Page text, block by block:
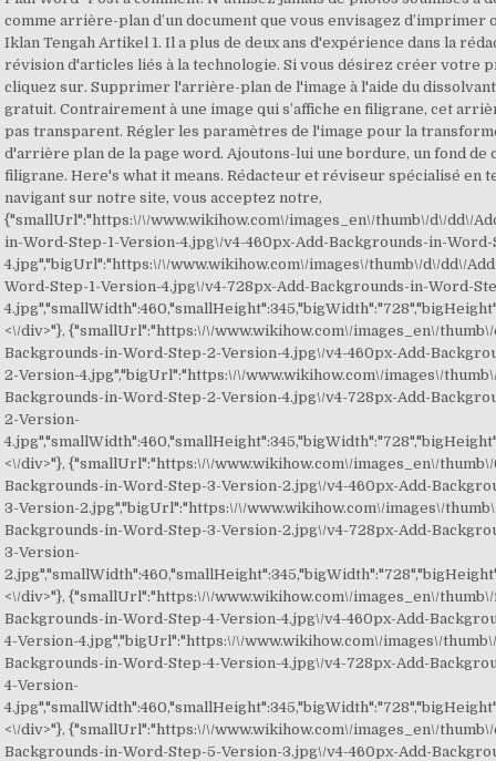
comme arrière-plan d’un document que vous envisagez d’imprimer
Iklan Tengah Artikel 1. Il a plus de deux ans d'expérience dans la
révision d'articles liés à la technologie. Si vous désirez créer votre
cliquez sur. Supprimer l'arrière-plan de l'image à l'aide du
gratuit. Contrairement à une image qui s’affiche en filigrane, cet
pas transparent. Régler les paramètres de l'image pour la
d'arrière plan de la page word. Ajoutons-lui une bordure, un fond de
filigrane. Here's what it means. Rédacteur et réviseur spécialisé en
navigant sur notre site, vous acceptez notre,
{"smallUrl":"https:\/\/www.wikihow.com\/images_en\/thumb\/d\/dd\/
in-Word-Step-1-Version-4.jpg\/v4-460px-Add-Backgrounds-in-
4.jpg","bigUrl":"https:\/\/www.wikihow.com\/images\/thumb\/d\/dd\/
Word-Step-1-Version-4.jpg\/v4-728px-Add-Backgrounds-in-Word-
<\/div>"}, {"smallUrl":"https:\/\/www.wikihow.com\/images_en\/
Backgrounds-in-Word-Step-2-Version-4.jpg\/v4-460px-Add-
2-Version-4.jpg","bigUrl":"https:\/\/www.wikihow.com\/images\/
Backgrounds-in-Word-Step-2-Version-4.jpg\/v4-728px-Add-
2-Version-
<\/div>"}, {"smallUrl":"https:\/\/www.wikihow.com\/images_en\/
Backgrounds-in-Word-Step-3-Version-2.jpg\/v4-460px-Add-
3-Version-2.jpg","bigUrl":"https:\/\/www.wikihow.com\/images\/
Backgrounds-in-Word-Step-3-Version-2.jpg\/v4-728px-Add-
3-Version-
<\/div>"}, {"smallUrl":"https:\/\/www.wikihow.com\/images_en\/
Backgrounds-in-Word-Step-4-Version-4.jpg\/v4-460px-Add-
4-Version-4.jpg","bigUrl":"https:\/\/www.wikihow.com\/images\/
Backgrounds-in-Word-Step-4-Version-4.jpg\/v4-728px-Add-
4-Version-
<\/div>"}, {"smallUrl":"https:\/\/www.wikihow.com\/images_en\/
Backgrounds-in-Word-Step-5-Version-3.jpg\/v4-460px-Add-